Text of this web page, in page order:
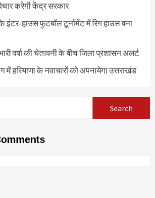
करेगी केंद्र सरकार
हाउस फुटबॉल टूर्नामेंट में रिग हाउस बना
वर्षा की चेतावनी के बीच जिला प्रशासन अलर्ट
में हरियाणा के नवाचारों को अपनायेगा उत्तराखंड